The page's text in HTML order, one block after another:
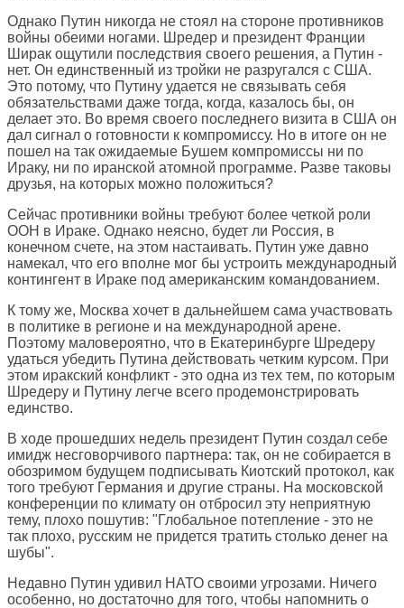
Однако Путин никогда не стоял на стороне противников
войны обеими ногами. Шредер и президент Франции
Ширак ощутили последствия своего решения, а Путин -
нет. Он единственный из тройки не разругался с США.
Это потому, что Путину удается не связывать себя
обязательствами даже тогда, когда, казалось бы, он
делает это. Во время своего последнего визита в США он
дал сигнал о готовности к компромиссу. Но в итоге он не
пошел на так ожидаемые Бушем компромиссы ни по
Ираку, ни по иранской атомной программе. Разве таковы
друзья, на которых можно положиться?
Сейчас противники войны требуют более четкой роли
ООН в Ираке. Однако неясно, будет ли Россия, в
конечном счете, на этом настаивать. Путин уже давно
намекал, что его вполне мог бы устроить международный
контингент в Ираке под американским командованием.
К тому же, Москва хочет в дальнейшем сама участвовать
в политике в регионе и на международной арене.
Поэтому маловероятно, что в Екатеринбурге Шредеру
удаться убедить Путина действовать четким курсом. При
этом иракский конфликт - это одна из тех тем, по которым
Шредеру и Путину легче всего продемонстрировать
единство.
В ходе прошедших недель президент Путин создал себе
имидж несговорчивого партнера: так, он не собирается в
обозримом будущем подписывать Киотский протокол, как
того требуют Германия и другие страны. На московской
конференции по климату он отбросил эту неприятную
тему, плохо пошутив: "Глобальное потепление - это не
так плохо, русским не придется тратить столько денег на
шубы".
Недавно Путин удивил НАТО своими угрозами. Ничего
особенно, но достаточно для того, чтобы напомнить о